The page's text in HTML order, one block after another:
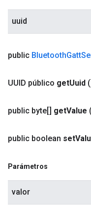
uuid
public BluetoothGatt
UUID público getUuid
public byte[] getValue
public boolean set
Parámetros
valor